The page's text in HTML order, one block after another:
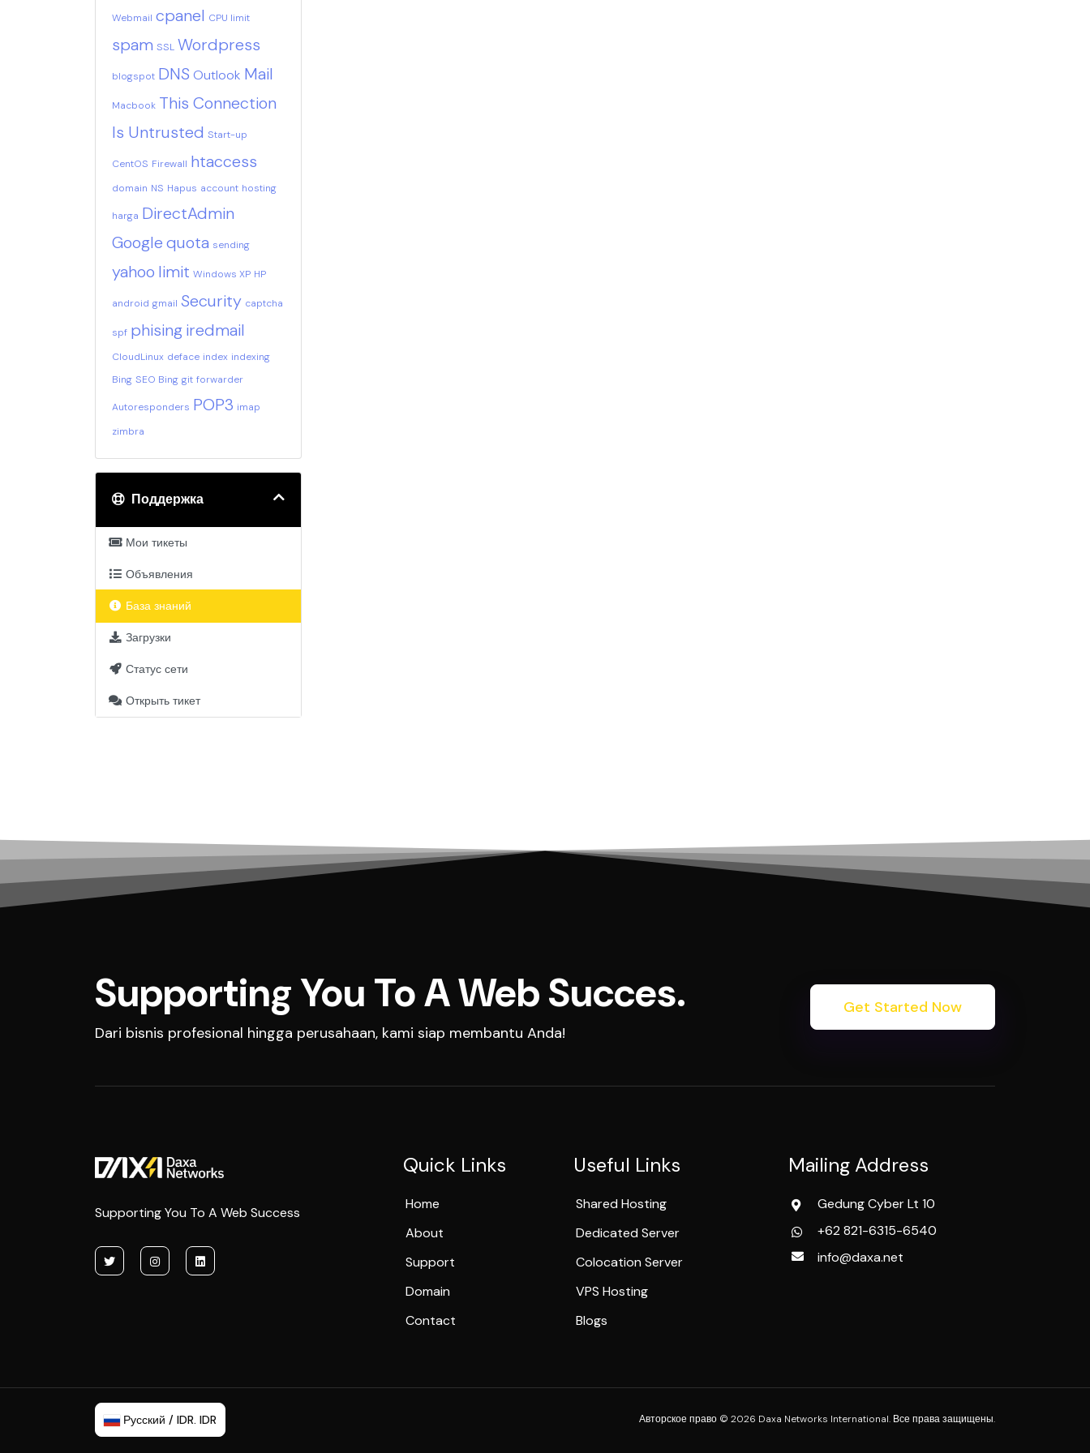
Webmail cpanel CPU limit
spam SSL Wordpress
blogspot DNS Outlook Mail
Macbook This Connection
Is Untrusted Start-up
CentOS Firewall htaccess
domain NS Hapus account hosting
harga DirectAdmin
Googlequota sending
yahoo limit Windows XP HP
android gmail Security captcha
spf phisingiredmail
CloudLinux deface index indexing
Bing SEO Bing git forwarder
Autoresponders POP3 imap
zimbra
Поддержка
Мои тикеты
Объявления
База знаний
Загрузки
Статус сети
Открыть тикет
Supporting You To A Web Succes.
Dari bisnis profesional hingga perusahaan, kami siap membantu Anda!
Get Started Now
Supporting You To A Web Success
Quick Links
Home
About
Support
Domain
Contact
Useful Links
Shared Hosting
Dedicated Server
Colocation Server
VPS Hosting
Blogs
Mailing Address
Gedung Cyber Lt 10
+62 821-6315-6540
info@daxa.net
Русский / IDR. IDR Авторское право © 2026 Daxa Networks International. Все права защищены.